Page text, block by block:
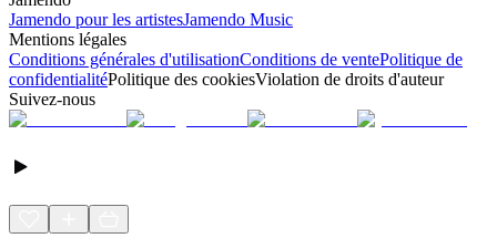
Jamendo pour les artistesJamendo Music
Mentions légales
Conditions générales d'utilisationConditions de ventePolitique de
confidentialitéPolitique des cookiesViolation de droits d'auteur
Suivez-nous